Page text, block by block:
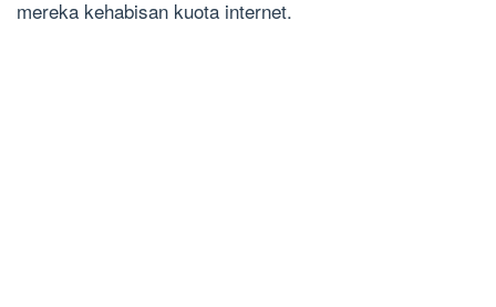
mereka kehabisan kuota internet.